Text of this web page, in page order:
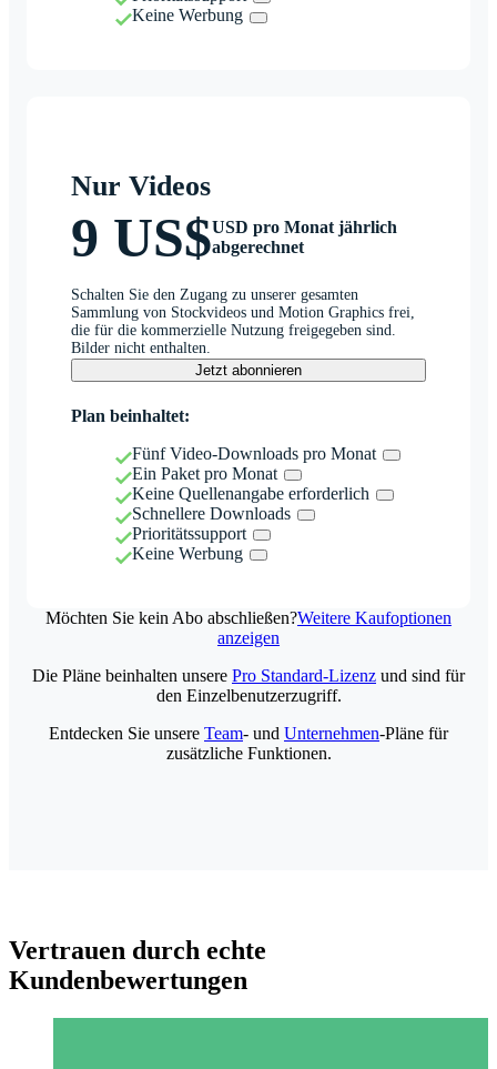
Keine Werbung
Nur Videos
9 US$USD pro Monat jährlich
abgerechnet
Schalten Sie den Zugang zu unserer gesamten
Sammlung von Stockvideos und Motion Graphics frei,
die für die kommerzielle Nutzung freigegeben sind.
Bilder nicht enthalten.
Jetzt abonnieren
Plan beinhaltet:
Fünf Video-Downloads pro Monat
Ein Paket pro Monat
Keine Quellenangabe erforderlich
Schnellere Downloads
Prioritätssupport
Keine Werbung
Möchten Sie kein Abo abschließen?Weitere Kaufoptionen
anzeigen
Die Pläne beinhalten unsere Pro Standard-Lizenz und sind für
den Einzelbenutzerzugriff.
Entdecken Sie unsere Team- und Unternehmen-Pläne für
zusätzliche Funktionen.
Vertrauen durch echte
Kundenbewertungen